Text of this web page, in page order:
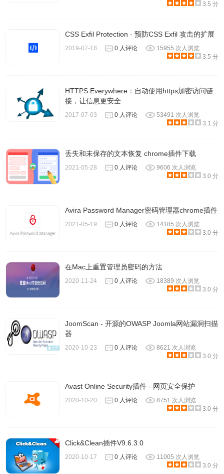
CopyPaste.me在线工具官网
https://copypaste.me/
3.5 分
CSS Exfil Protection - 预防CSS Exfil 攻击的扩展
2019-07-18 0 人评论
15955 次人浏览
3.5 分
HTTPS Everywhere：自动使用https加密访问链
接，让信息更安全
2017-07-03 0 人评论
53491 次人浏览
3.1 分
丢失和未保存的文本恢复 chrome插件下载
2021-05-28 0 人评论
9606 次人浏览
3.0 分
Avira Password Manager密码管理器chrome插件
2021-05-19 0 人评论
14185 次人浏览
3.0 分
在Mac上重置管理员密码的方法
2020-11-24 0 人评论
18389 次人浏览
3.0 分
JoomScan - 开源的OWASP Joomla网站漏洞扫描
器
2020-10-23 0 人评论
8621 次人浏览
3.0 分
Avast Online Security插件 - 网页安全保护
2020-10-20 0 人评论
8751 次人浏览
3.0 分
Click&Clean插件V9.6.3.0
2020-10-17 0 人评论
11005 次人浏览
3.0 分